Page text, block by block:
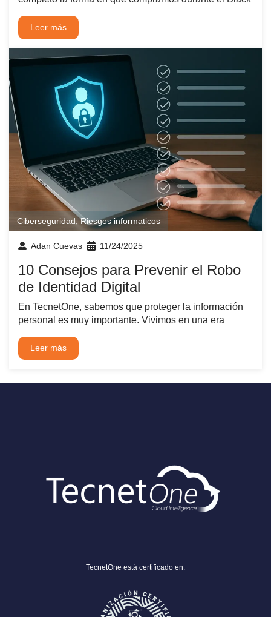
Leer más
Ciberseguridad ,Riesgos informaticos
Adan Cuevas 11/24/2025
10 Consejos para Prevenir el Robo
de Identidad Digital
En TecnetOne, sabemos que proteger la información
personal es muy importante. Vivimos en una era
Leer más
TecnetOne está certificado en: